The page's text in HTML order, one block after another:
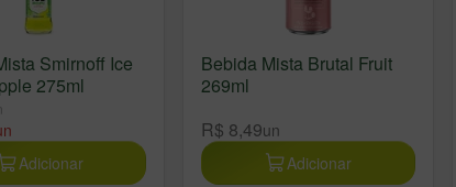
Smirnoff Ice
275ml
Adicionar
Bebida Mista Brutal Fruit
269ml
R$ 8,49un
Adicionar